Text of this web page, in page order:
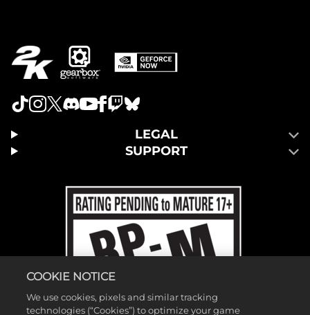
LEGAL
SUPPORT
COOKIE NOTICE
We use cookies, pixels and similar tracking
technologies (“Cookies”) to optimize your game